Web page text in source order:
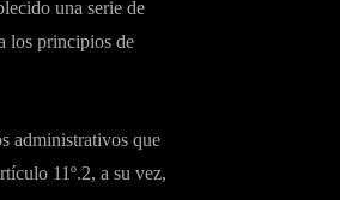
una serie de
los principios de
administrativos que
11º.2, a su vez,